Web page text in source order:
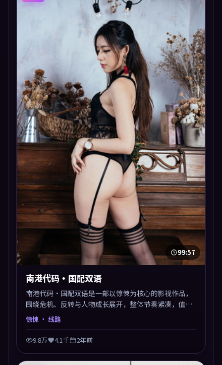
99:57
南港代码·国配双语
南港代码·国配双语是一部以惊悚为核心的影视作品，
围绕危机、反转与人物成长展开，整体节奏紧凑，值得
推荐观看。
惊悚 · 线路
9.8万 4.1千 2年前